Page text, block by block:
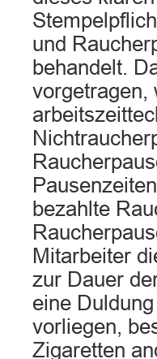
und
behandelt.
vorgetragen,
bezahlte
Mitarbeiter
zur Dauer
eine
vorliegen,
Zigaretten